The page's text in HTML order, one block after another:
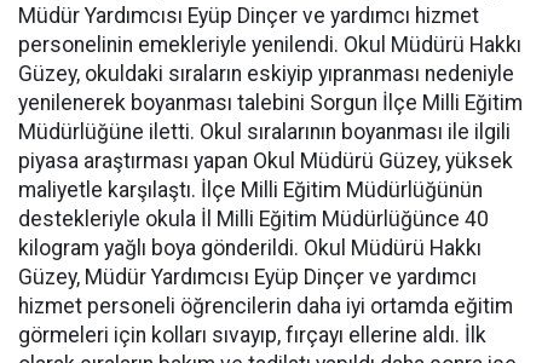
Müdür Yardımcısı Eyüp Dinçer ve yardımcı hizmet
personelinin emekleriyle yenilendi. Okul Müdürü Hakkı
Güzey, okuldaki sıraların eskiyip yıpranması nedeniyle
yenilenerek boyanması talebini Sorgun İlçe Milli Eğitim
Müdürlüğüne iletti. Okul sıralarının boyanması ile ilgili
piyasa araştırması yapan Okul Müdürü Güzey, yüksek
maliyetle karşılaştı. İlçe Milli Eğitim Müdürlüğünün
destekleriyle okula İl Milli Eğitim Müdürlüğünce 40
kilogram yağlı boya gönderildi. Okul Müdürü Hakkı
Güzey, Müdür Yardımcısı Eyüp Dinçer ve yardımcı
hizmet personeli öğrencilerin daha iyi ortamda eğitim
görmeleri için kolları sıvayıp, fırçayı ellerine aldı. İlk